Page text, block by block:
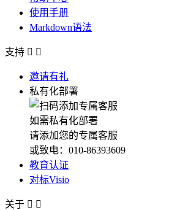
使用手册
Markdown语法
支持  
邀请有礼
私有化部署
如需私有化部署
请添加您的专属客服
或致电：010-86393609
教育认证
对标Visio
关于  